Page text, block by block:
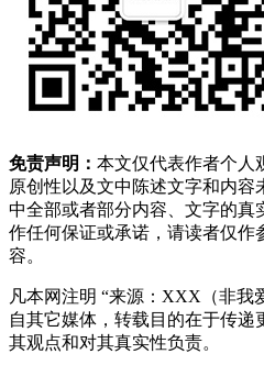
免责声明： 本文仅代表作者个人
原创性以及文中陈述文字和内
中全部或者部分内容、文字的真
作任何保证或承诺，请读者仅作
容。
凡本网注明 “来源：XXX（非我
自其它媒体，转载目的在于传递
其观点和对其真实性负责。